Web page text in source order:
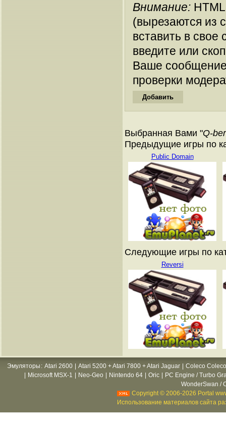
Внимание:
(вырезаются из
вставить в
введите или
Ваше
проверки
Выбранная Вами "Q-
Предыдущие игры по
Public Domain
Следующие игры по
Reversi
Эмуляторы : Atari 2600 Atari 5200 + Atari 7800 + Atari Jaguar
Coleco
Microsoft MSX-1 Neo-Geo Nintendo 64 Oric
PC Engine / Turbo
WonderSwan /
Copyright © 2006-2026 Portal
Использование материалов сайта